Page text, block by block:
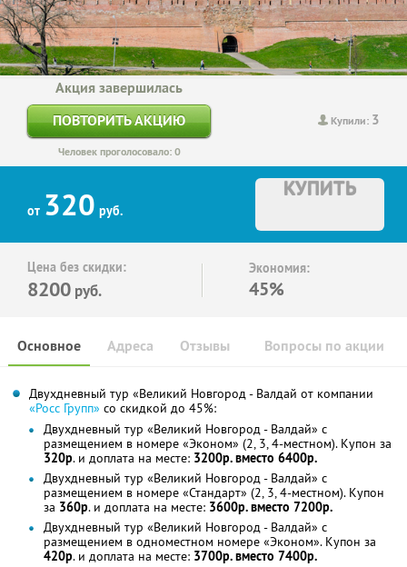
Купили: 3
Акция завершилась
ПОВТОРИТЬ АКЦИЮ
Человек проголосовало: 0
от 320 руб.
КУПИТЬ
Цена без скидки:
8200 руб.
Экономия:
45%
Основное Отзывы Вопросы по акции
Адреса
Двухдневный тур «Великий Новгород - Валдай от компании
«Росс Групп» со скидкой до 45%:
Двухдневный тур «Великий Новгород - Валдай» с
размещением в номере «Эконом» (2, 3, 4-местном). Купон за
320р. и доплата на месте: 3200р. вместо 6400р.
Двухдневный тур «Великий Новгород - Валдай» с
размещением в номере «Стандарт» (2, 3, 4-местном). Купон
за 360р. и доплата на месте: 3600р. вместо 7200р.
Двухдневный тур «Великий Новгород - Валдай» с
размещением в одноместном номере «Эконом». Купон за
420р. и доплата на месте: 3700р. вместо 7400р.